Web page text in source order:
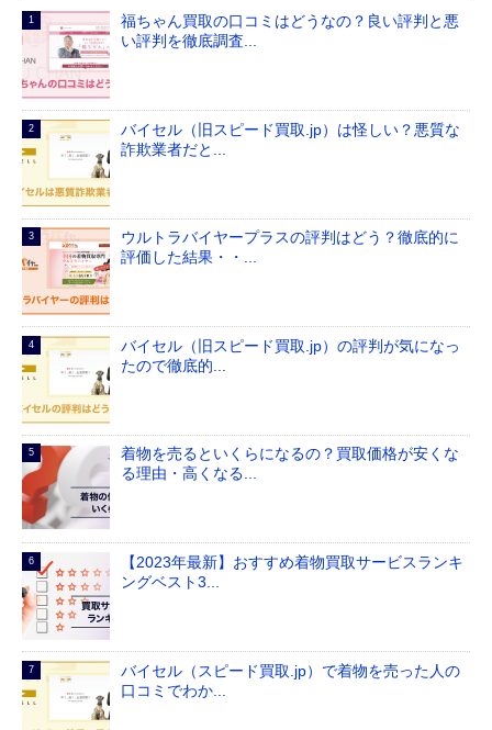
福ちゃん買取の口コミはどうなの？良い評判と悪
い評判を徹底調査...
バイセル（旧スピード買取.jp）は怪しい？悪質な
詐欺業者だと...
ウルトラバイヤープラスの評判はどう？徹底的に
評価した結果・・...
バイセル（旧スピード買取.jp）の評判が気になっ
たので徹底的...
着物を売るといくらになるの？買取価格が安くな
る理由・高くなる...
【2023年最新】おすすめ着物買取サービスランキ
ングベスト3...
バイセル（スピード買取.jp）で着物を売った人の
口コミでわか...